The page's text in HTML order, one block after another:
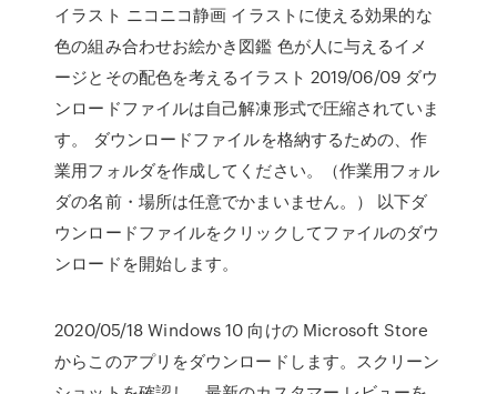
イラスト ニコニコ静画 イラストに使える効果的な
色の組み合わせお絵かき図鑑 色が人に与えるイメ
ージとその配色を考えるイラスト 2019/06/09 ダウ
ンロードファイルは自己解凍形式で圧縮されていま
す。 ダウンロードファイルを格納するための、作
業用フォルダを作成してください。（作業用フォル
ダの名前・場所は任意でかまいません。） 以下ダ
ウンロードファイルをクリックしてファイルのダウ
ンロードを開始します。
2020/05/18 Windows 10 向けの Microsoft Store
からこのアプリをダウンロードします。スクリーン